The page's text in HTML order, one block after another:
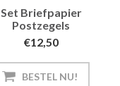
Set Briefpapier
Postzegels
€12,50
BESTEL NU!